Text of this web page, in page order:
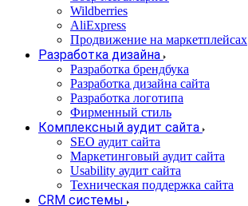
Wildberries
AliExpress
Продвижение на маркетплейсах
Разработка дизайна
Разработка брендбука
Разработка дизайна сайта
Разработка логотипа
Фирменный стиль
Комплексный аудит сайта
SEO аудит сайта
Маркетинговый аудит сайта
Usability аудит сайта
Техническая поддержка сайта
CRM системы